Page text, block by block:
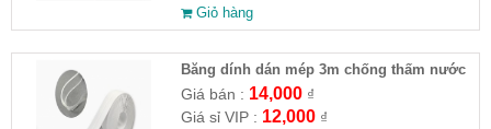
Giỏ hàng
Băng dính dán mép 3m chống thấm nước
Giá bán : 14,000₫
Giá sỉ VIP : 12,000₫